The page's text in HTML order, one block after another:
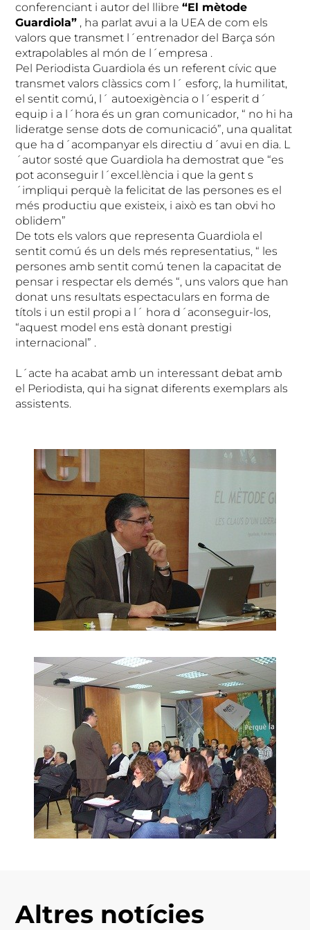
conferenciant i autor del llibre“El mètode
Guardiola” , ha parlat avui a la UEA de com els
valors que transmet l´entrenador del Barça són
extrapolables al món de l´empresa .
Pel Periodista Guardiola és un referent cívic que
transmet valors clàssics com l´ esforç, la humilitat,
el sentit comú, l´ autoexigència o l´esperit d´
equip i a l´hora és un gran comunicador, “ no hi ha
lideratge sense dots de comunicació”, una qualitat
que ha d´acompanyar els directiu d´avui en dia. L
´autor sosté que Guardiola ha demostrat que “es
pot aconseguir l´excel.lència i que la gent s
´impliqui perquè la felicitat de las persones es el
més productiu que existeix, i això es tan obvi ho
oblidem”
De tots els valors que representa Guardiola el
sentit comú és un dels més representatius, “ les
persones amb sentit comú tenen la capacitat de
pensar i respectar els demés “, uns valors que han
donat uns resultats espectaculars en forma de
títols i un estil propi a l´ hora d´aconseguir-los,
“aquest model ens està donant prestigi
internacional” .
L´acte ha acabat amb un interessant debat amb
el Periodista, qui ha signat diferents exemplars als
assistents.
Altres notícies